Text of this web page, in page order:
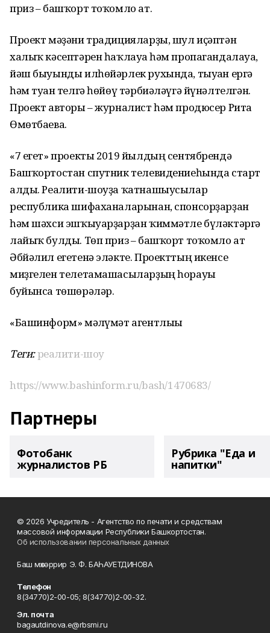
приз – башҡорт тоҡомло ат.
Проект мәҙәни традицияларҙы, шул иҫәптән
халыҡ кәсептәрен һаҡлауға һәм пропагандалауға,
йәш быуынды илһөйәрлек рухында, тыуған ергә
һәм туған телгә һөйөү тәрбиәләүгә йүнәлтелгән.
Проект авторы – журналист һәм продюсер Рита
Өмөтбаева.
«7 егет» проекты 2019 йылдың сентябрендә
Башҡортостан спутник телевидениеһында старт
алды. Реалити-шоуҙа ҡатнашыусылар
республика шифаханаларынан, спонсорҙарҙан
һәм шәхси эшҡыуарҙарҙан ҡиммәтле бүләктәргә
лайыҡ булды. Төп приз – башҡорт тоҡомло ат
Әбйәлил егетенә эләкте. Проекттың икенсе
миҙгелен телетамашасыларҙың һорауы
буйынса төшөрәләр.
«Башинформ» мәғлүмәт агентлығы
Теги:реалити-шоу
https://www.bashinform.ru/bash/1470683/
Партнеры
Фотобанк
журналистов РБ
Рубрика "Еда и
напитки"
© 2026 Учредитель - Агентство по печати и средствам
массовой информации Республики Башкортостан.
Об использовании персональных данных
Баш мөхәррир Э. Ф. БАҺАУЕТДИНОВА
Телефон
8(34770)2-00-05; 8(34770)2-00-32.
Эл. почта
bagautdinova.e@rbsmi.ru